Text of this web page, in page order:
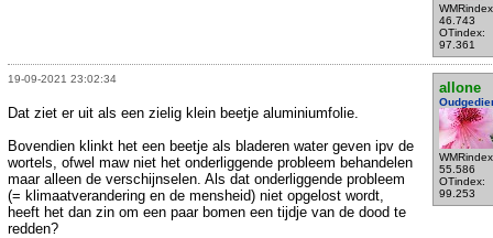
46.743
OTindex:
97.361
19-09-2021 23:02:34
allone
55.586
OTindex:
99.253
Dat ziet er uit als een zielig klein beetje aluminiumfolie.
Bovendien klinkt het een beetje als bladeren water geven ipv de
wortels, ofwel maw niet het onderliggende probleem behandelen
maar alleen de verschijnselen. Als dat onderliggende probleem
(= klimaatverandering en de mensheid) niet opgelost wordt,
heeft het dan zin om een paar bomen een tijdje van de dood te
redden?